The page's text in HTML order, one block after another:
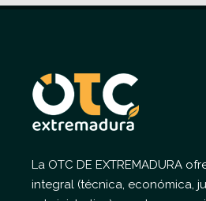
La OTC DE EXTREMADURA
integral (técnica, económica,